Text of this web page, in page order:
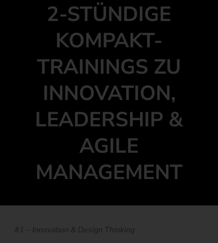
2-STÜNDIGE
KOMPAKT-
TRAININGS ZU
INNOVATION,
LEADERSHIP &
AGILE
MANAGEMENT
#1 – Innovation & Design Thinking